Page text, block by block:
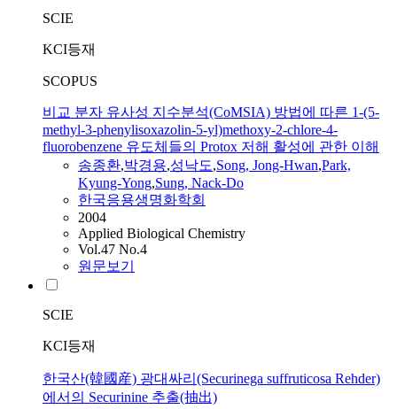
SCIE
KCI등재
SCOPUS
비교 분자 유사성 지수분석(CoMSIA) 방법에 따른 1-(5-
methyl-3-phenylisoxazolin-5-yl)methoxy-2-chlore-4-
fluorobenzene 유도체들의 Protox 저해 활성에 관한 이해
송종환,박경용,성낙도,Song, Jong-Hwan,Park,
Kyung-Yong,Sung, Nack-Do
한국응용생명화학회
2004
Applied Biological Chemistry
Vol.47 No.4
원문보기
SCIE
KCI등재
한국산(韓國産) 광대싸리(Securinega suffruticosa Rehder)
에서의 Securinine 추출(抽出)